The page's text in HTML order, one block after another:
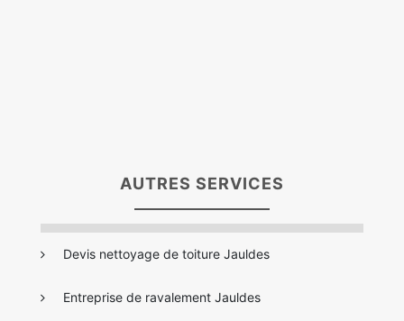
AUTRES SERVICES
Devis nettoyage de toiture Jauldes
Entreprise de ravalement Jauldes